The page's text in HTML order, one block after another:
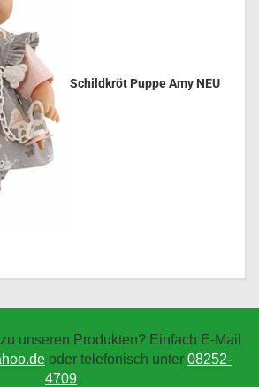
Schildkröt Puppe Amy NEU
unseren Produkten? Einfach E-Mail
oder telefonisch unter 08252-
4709